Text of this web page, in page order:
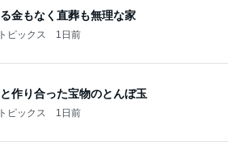
金もなく直葬も無理な家
ピックス 1日前
作り合った宝物のとんぼ玉
ピックス 1日前